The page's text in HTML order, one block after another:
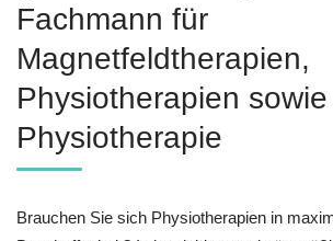
Fachmann für
Magnetfeldtherapien,
Physiotherapien sowie
Physiotherapie
Brauchen Sie sich Physiotherapien in